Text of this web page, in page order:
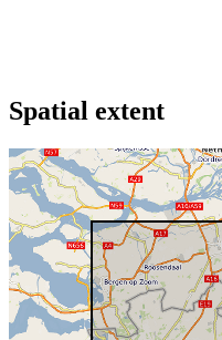
Spatial extent